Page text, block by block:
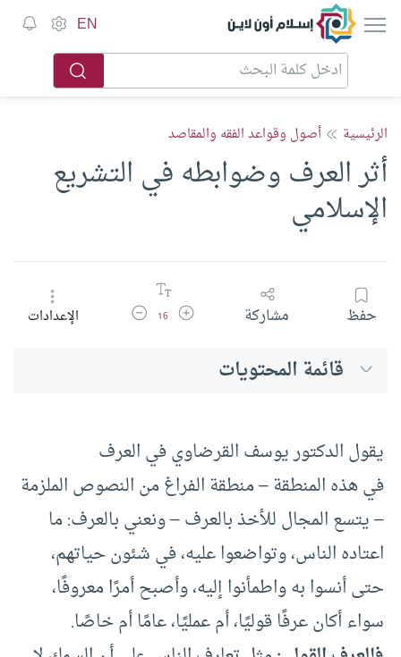
إسلام أون لاين EN
الرئيسية أصول وقواعد الفقه والمقاصد
أثر العرف وضوابطه في التشريع
الإسلامي
حفظ مشاركة زيادة حجم الخط
16 تقليل حجم الخطالإعدادات
قائمة المحتويات
يقول الدكتور يوسف القرضاوي في العرف
في هذه المنطقة – منطقة الفراغ من النصوص الملزمة
– يتسع المجال للأخذ بالعرف – ونعني بالعرف: ما
اعتاده الناس، وتواضعوا عليه، في شئون حياتهم،
حتى أنسوا به واطمأنوا إليه، وأصبح أمرًا معروفًا،
سواء أكان عرفًا قوليًا، أم عمليًا، عامًا أم خاصًا.